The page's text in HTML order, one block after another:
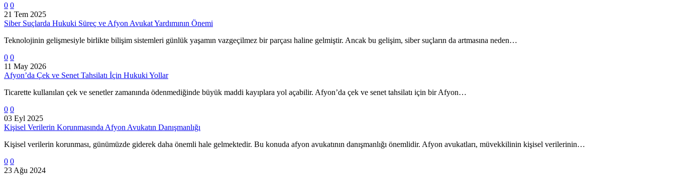
0 0
21 Tem 2025
Siber Suçlarda Hukuki Süreç ve Afyon Avukat Yardımının Önemi
Teknolojinin gelişmesiyle birlikte bilişim sistemleri günlük yaşamın vazgeçilmez bir parçası haline gelmiştir. Ancak bu gelişim, siber suçların da artmasına neden…
0 0
11 May 2026
Afyon’da Çek ve Senet Tahsilatı İçin Hukuki Yollar
Ticarette kullanılan çek ve senetler zamanında ödenmediğinde büyük maddi kayıplara yol açabilir. Afyon’da çek ve senet tahsilatı için bir Afyon…
0 0
03 Eyl 2025
Kişisel Verilerin Korunmasında Afyon Avukatın Danışmanlığı
Kişisel verilerin korunması, günümüzde giderek daha önemli hale gelmektedir. Bu konuda afyon avukatının danışmanlığı önemlidir. Afyon avukatları, müvekkilinin kişisel verilerinin…
0 0
23 Ağu 2024